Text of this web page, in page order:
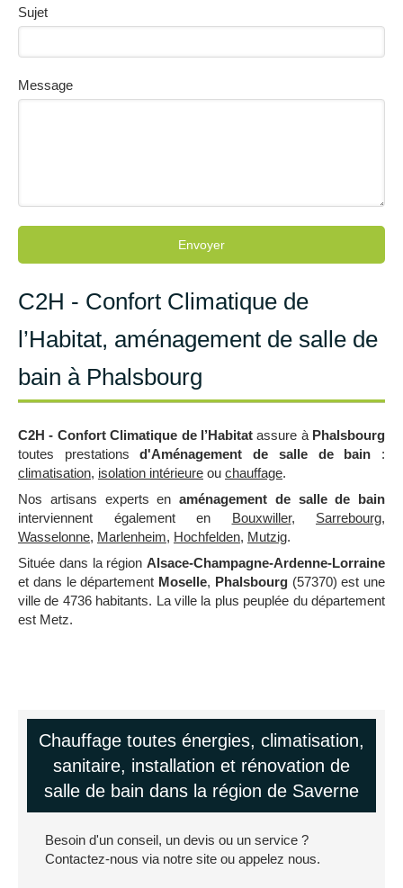
Sujet
Message
Envoyer
C2H - Confort Climatique de
l’Habitat, aménagement de salle de
bain à Phalsbourg
C2H - Confort Climatique de l’Habitatassure à Phalsbourg
toutes prestations d'Aménagement de salle de bain :
climatisation, isolation intérieure ou chauffage.
Nos artisans experts en aménagement de salle de bain
interviennent également en Bouxwiller, Sarrebourg,
Wasselonne, Marlenheim, Hochfelden, Mutzig.
Située dans la région Alsace-Champagne-Ardenne-Lorraine
et dans le département Moselle, Phalsbourg(57370) est une
ville de 4736 habitants. La ville la plus peuplée du département
est Metz.
Chauffage toutes énergies, climatisation,
sanitaire, installation et rénovation de
salle de bain dans la région de Saverne
Besoin d'un conseil, un devis ou un service ?
Contactez-nous via notre site ou appelez nous.